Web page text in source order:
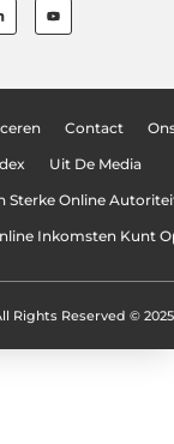
Contact
Uit De Media
Sterke Online
Inkomsten Kunt
Rights Reserved © 2025